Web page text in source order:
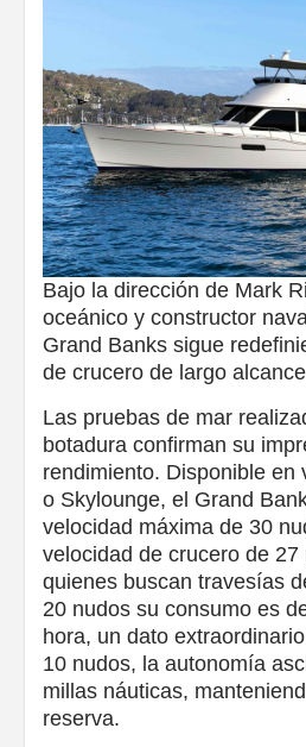
Bajo la dirección de Mark
oceánico y constructor
Grand Banks sigue
de crucero de largo
Las pruebas de mar
botadura confirman su
rendimiento. Disponible en
o Skylounge, el Grand
velocidad máxima de 30
velocidad de crucero de 27
quienes buscan travesías
20 nudos su consumo es
hora, un dato
10 nudos, la autonomía
millas náuticas,
reserva.